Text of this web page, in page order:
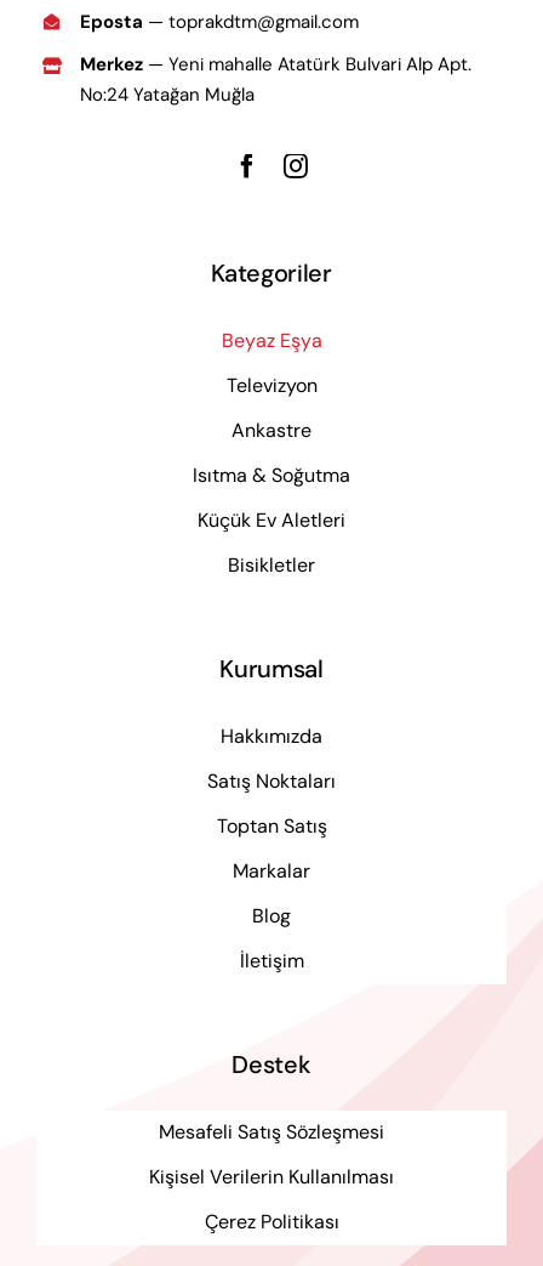
Eposta — toprakdtm@gmail.com
Merkez — Yeni mahalle Atatürk Bulvari Alp Apt.
No:24 Yatağan Muğla
Kategoriler
Beyaz Eşya
Televizyon
Ankastre
Isıtma & Soğutma
Küçük Ev Aletleri
Bisikletler
Kurumsal
Hakkımızda
Satış Noktaları
Toptan Satış
Markalar
Blog
İletişim
Destek
Mesafeli Satış Sözleşmesi
Kişisel Verilerin Kullanılması
Çerez Politikası